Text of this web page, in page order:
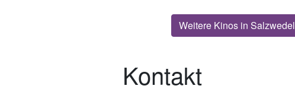
Weitere Kinos in Salzwedel
Kontakt